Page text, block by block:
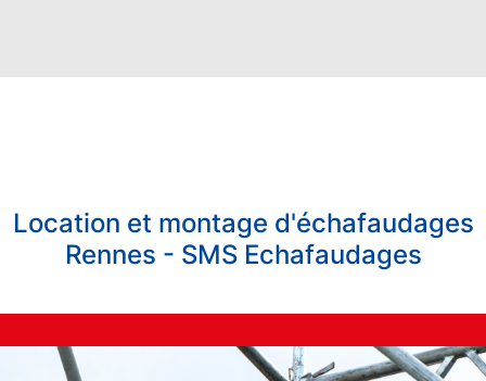
Location et montage d'échafaudages
Rennes - SMS Echafaudages